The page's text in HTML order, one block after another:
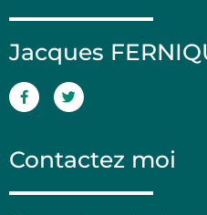
Jacques
Contactez moi